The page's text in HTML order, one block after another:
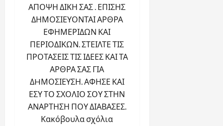
ΑΠΟΨΗ ΔΙΚΗ ΣΑΣ . ΕΠΙΣΗΣ
ΔΗΜΟΣΙΕΥΟΝΤΑΙ ΑΡΘΡΑ
ΕΦΗΜΕΡΙΔΩΝ ΚΑΙ
ΠΕΡΙΟΔΙΚΩΝ. ΣΤΕΙΛΤΕ ΤΙΣ
ΠΡΟΤΑΣΕΙΣ ΤΙΣ ΙΔΕΕΣ ΚΑΙ ΤΑ
ΑΡΘΡΑ ΣΑΣ ΓΙΑ
ΔHΜΟΣΙΕΥΣΗ. ΑΦΗΣΕ ΚΑΙ
ΕΣΥ ΤΟ ΣΧΟΛΙΟ ΣΟΥ ΣΤΗΝ
ΑΝΑΡΤΗΣΗ ΠΟΥ ΔΙΑΒΑΣΕΣ.
Κακόβουλα σχόλια